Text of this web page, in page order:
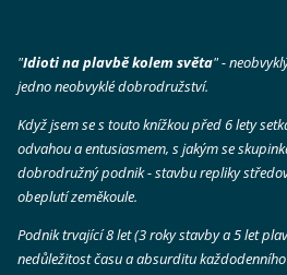
"Idioti na plavbě kolem světa" -
jedno neobvyklé dobrodružství.
Když jsem se s touto knížkou před 6 lety
odvahou a entusiasmem, s jakým se
dobrodružný podnik - stavbu repliky
obeplutí zeměkoule.
Podnik trvající 8 let (3 roky stavby a 5 let
nedůležitost času a absurditu